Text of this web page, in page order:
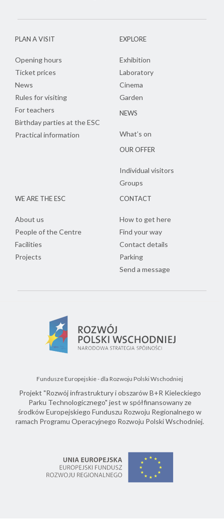
PLAN A VISIT
Opening hours
Ticket prices
News
Rules for visiting
For teachers
Birthday parties at the ESC
Practical information
EXPLORE
Exhibition
Laboratory
Cinema
Garden
NEWS
What’s on
OUR OFFER
Individual visitors
Groups
WE ARE THE ESC
About us
People of the Centre
Facilities
Projects
CONTACT
How to get here
Find your way
Contact details
Parking
Send a message
Fundusze Europejskie - dla Rozwoju Polski Wschodniej
Projekt "Rozwój infrastruktury i obszarów B+R Kieleckiego
Parku Technologicznego" jest w spółfinansowany ze
środków Europejskiego Funduszu Rozwoju Regionalnego w
ramach Programu Operacyjnego Rozwoju Polski Wschodniej.